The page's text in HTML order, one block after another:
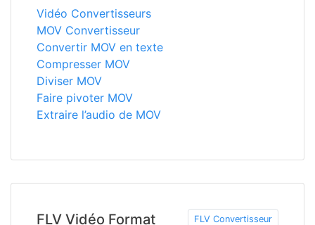
Vidéo Convertisseurs
MOV Convertisseur
Convertir MOV en texte
Compresser MOV
Diviser MOV
Faire pivoter MOV
Extraire l’audio de MOV
FLV Vidéo Format FLV Convertisseur